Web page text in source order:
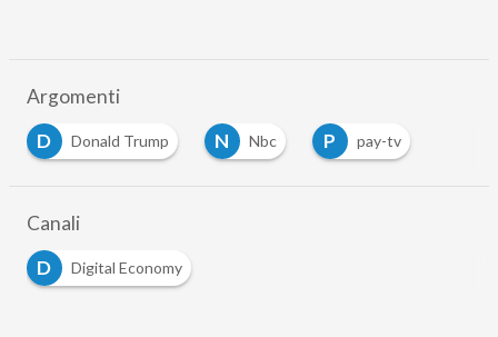
Argomenti
D
Donald Trump N Nbc P pay-tv
Canali
D
Digital Economy